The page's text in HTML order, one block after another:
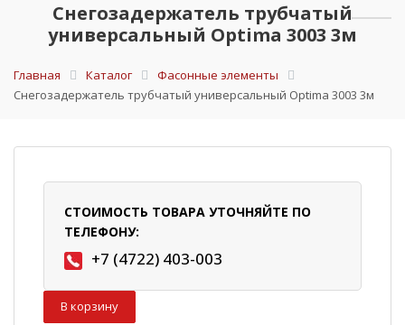
Снегозадержатель трубчатый
универсальный Optima 3003 3м
Главная Каталог
Фасонные элементы
Снегозадержатель трубчатый универсальный Optima 3003 3м
СТОИМОСТЬ ТОВАРА УТОЧНЯЙТЕ ПО
ТЕЛЕФОНУ:
+7 (4722) 403-003
В корзину